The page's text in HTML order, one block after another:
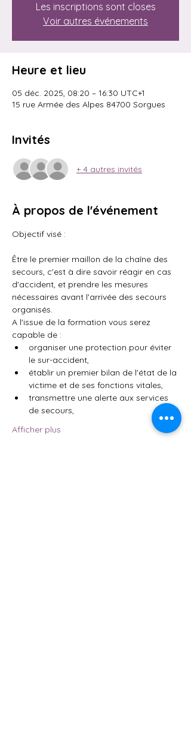
Les inscriptions sont closes
Voir autres événements
Heure et lieu
05 déc. 2025, 08:20 – 16:30 UTC+1
15 rue Armée des Alpes 84700 Sorgues
Invités
+ 4 autres invités
À propos de l'événement
Objectif visé :
Être le premier maillon de la chaîne des
secours, c'est à dire savoir réagir en cas
d'accident, et prendre les mesures
nécessaires avant l'arrivée des secours
organisés.
A l'issue de la formation vous serez
capable de :
organiser une protection pour éviter
le sur-accident,
établir un premier bilan de l'état de la
victime et de ses fonctions vitales,
transmettre une alerte aux services
de secours,
Afficher plus